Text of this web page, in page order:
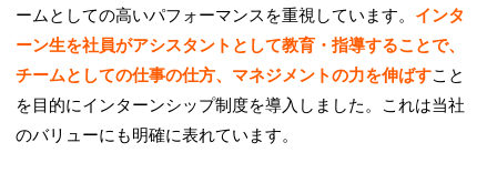
ームとしての高いパフォーマンスを重視しています。 インタ
ーン生を社員がアシスタントとして教育・指導することで、
チームとしての仕事の仕方、マネジメントの力を伸ばすこと
を目的にインターンシップ制度を導入しました。これは当社
のバリューにも明確に表れています。